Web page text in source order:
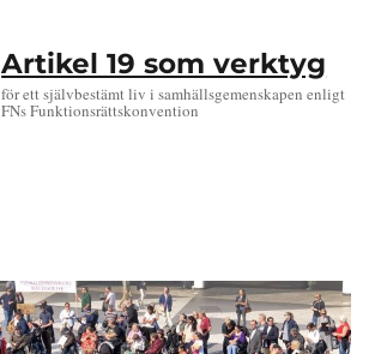
Artikel 19 som verktyg
för ett självbestämt liv i samhällsgemenskapen enligt
FNs Funktionsrättskonvention